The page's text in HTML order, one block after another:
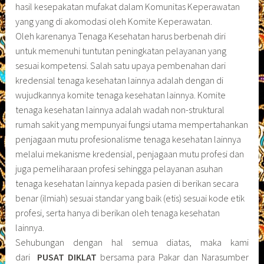
hasil kesepakatan mufakat dalam Komunitas Keperawatan
yang yang di akomodasi oleh Komite Keperawatan.
Oleh karenanya Tenaga Kesehatan harus berbenah diri
untuk memenuhi tuntutan peningkatan pelayanan yang
sesuai kompetensi. Salah satu upaya pembenahan dari
kredensial tenaga kesehatan lainnya adalah dengan di
wujudkannya komite tenaga kesehatan lainnya. Komite
tenaga kesehatan lainnya adalah wadah non-struktural
rumah sakit yang mempunyai fungsi utama mempertahankan
penjagaan mutu profesionalisme tenaga kesehatan lainnya
melalui mekanisme kredensial, penjagaan mutu profesi dan
juga pemeliharaan profesi sehingga pelayanan asuhan
tenaga kesehatan lainnya kepada pasien di berikan secara
benar (ilmiah) sesuai standar yang baik (etis) sesuai kode etik
profesi, serta hanya di berikan oleh tenaga kesehatan
lainnya.
Sehubungan dengan hal semua diatas, maka kami
dari PUSAT DIKLAT bersama para Pakar dan Narasumber